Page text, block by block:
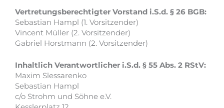
Vertretungsberechtigter Vorstand i.S.d. § 26 BGB:
Sebastian Hampl (1. Vorsitzender)
Vincent Müller (2. Vorsitzender)
Gabriel Horstmann (2. Vorsitzender)
Inhaltlich Verantwortlicher i.S.d. § 55 Abs. 2 RStV:
Maxim Slessarenko
Sebastian Hampl
c/o Strohm und Söhne e.V.